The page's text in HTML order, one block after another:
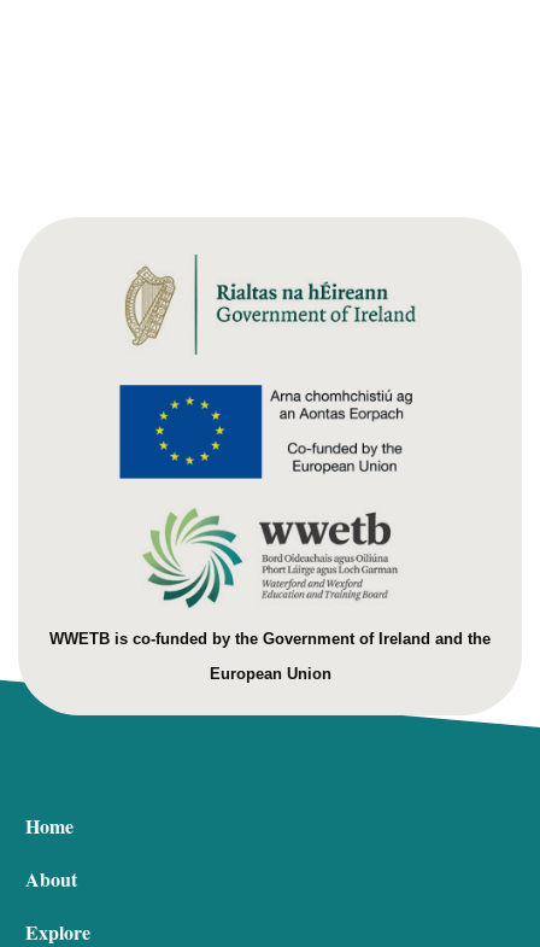
WWETB is co-funded by the Government of Ireland and the
European Union
Home
About
Explore